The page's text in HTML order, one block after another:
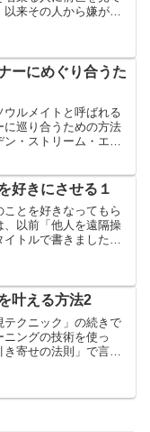
以来その人から嫌がら
わりついて、なにも喉
。おかげ...
ーにめぐり合うた
ルメイトと呼ばれる
に巡り合うための方法
・ストリーム・エク
あなたと理想のパー
＝互いの気...
好きにさせる１
ことを好きなってもら
、以前「他人を遠隔操
トルで書きました
りました。
叶える方法2
テクニック」の続きで
ングの技術を使っ
寄せの法則」で言わ